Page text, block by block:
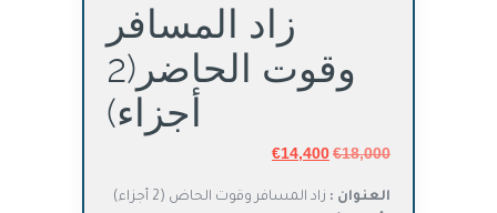
زاد المسافر
وقوت الحاضر(2
أجزاء)
€18,000
السعر
هو:
€14,400 السعر
هو:
العنوان : زاد المسافر وقوت الحاض (2 أجزاء)